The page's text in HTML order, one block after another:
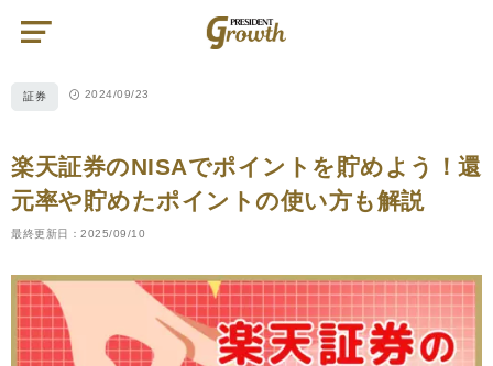
Growth（プ
ス）
証券 2024/09/23
楽天証券のNISAでポイントを貯めよう！還
元率や貯めたポイントの使い方も解説
最終更新日：2025/09/10